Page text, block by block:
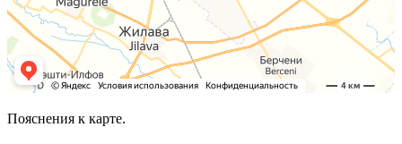
Пояснения к карте.